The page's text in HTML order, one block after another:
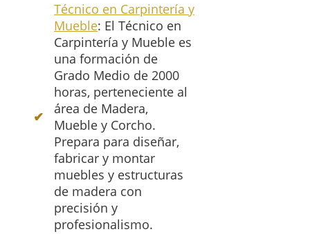
Técnico en Carpintería y
Mueble: El Técnico en
Carpintería y Mueble es
una formación de
Grado Medio de 2000
horas, perteneciente al
área de Madera,
Mueble y Corcho.
Prepara para diseñar,
fabricar y montar
muebles y estructuras
de madera con
precisión y
profesionalismo.